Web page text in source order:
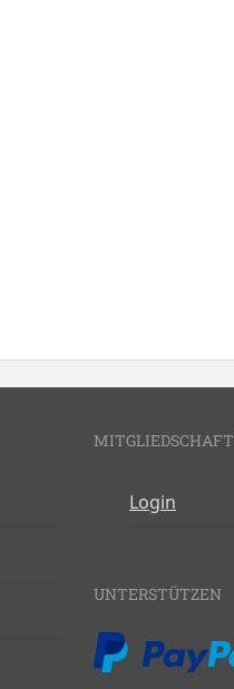
MITGLIEDSCHAFT
Login
UNTERSTÜTZEN